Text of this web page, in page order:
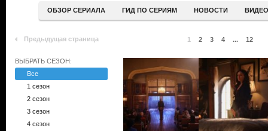
ОБЗОР СЕРИАЛА ГИД ПО СЕРИЯМ НОВОСТИ ВИДЕО
Предыдущая страница 1 2 3 4 ... 12
ВЫБРАТЬ СЕЗОН:
Все
1 сезон
2 сезон
3 сезон
4 сезон